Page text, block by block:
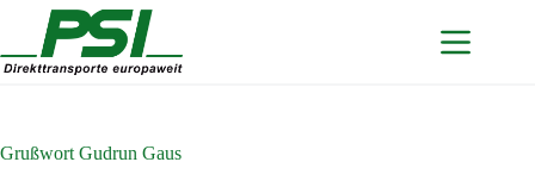
springen
Grußwort Gudrun Gaus